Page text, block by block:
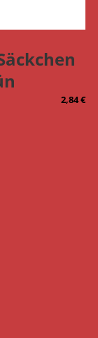
2,84€